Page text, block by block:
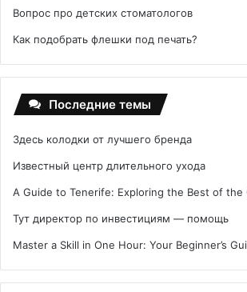
Вопрос про детских стоматологов
Как подобрать флешки под печать?
Последние темы
Здесь колодки от лучшего бренда
Известный центр длительного ухода
A Guide to Tenerife: Exploring the Best of the
Тут директор по инвестициям — помощь
Master a Skill in One Hour: Your Beginner’s